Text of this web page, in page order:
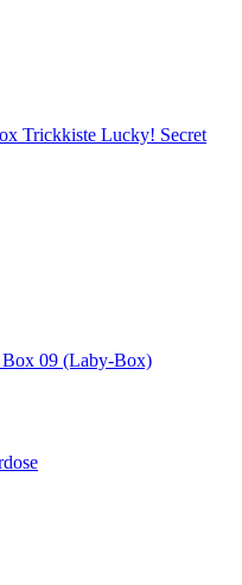
Trickkiste Lucky! Secret
Box 09 (Laby-Box)